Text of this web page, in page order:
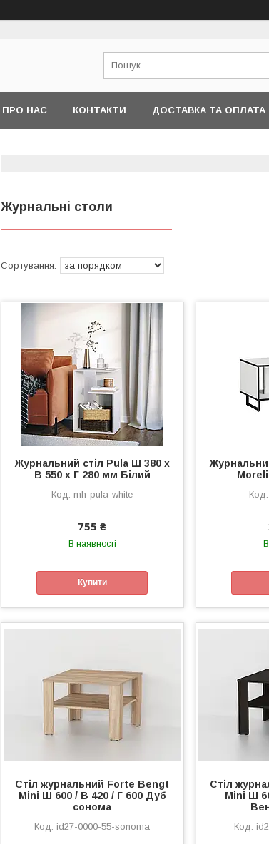
ПРО НАС КОНТАКТИ ДОСТАВКА ТА ОПЛАТА
Журнальні столи
Журнальний стіл Pula Ш 380 x
В 550 x Г 280 мм Білий
mh-pula-white
755 ₴
В наявності
Купити
Стіл журнальний Forte Bengt
Mini Ш 600 / В 420 / Г 600 Дуб
сонома
id27-0000-55-sonoma
Стіл
Mini Ш